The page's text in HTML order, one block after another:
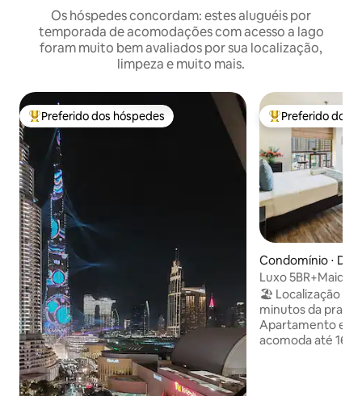
Os hóspedes concordam: estes aluguéis por
temporada de acomodações com acesso a lago
foram muito bem avaliados por sua localização,
limpeza e muito mais.
Entre os melhores preferidos dos hóspedes
Preferido dos hóspedes Entre os
Preferido dos
Condomínio ⋅
Luxo 5BR+Maid•
Marina & Tram
🏖️ Localização
minutos da praia,
Apartamento
acomoda até 16